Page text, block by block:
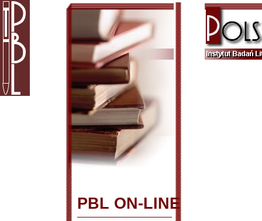
PBL ON-LINE